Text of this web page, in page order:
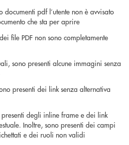
documenti pdf l’utente non è avvisato
che sta per aprire
file PDF non sono completamente
sono presenti alcune immagini senza
presenti dei link senza alternativa
presenti degli inline frame e dei link
Inoltre, sono presenti dei campi
e dei ruoli non validi